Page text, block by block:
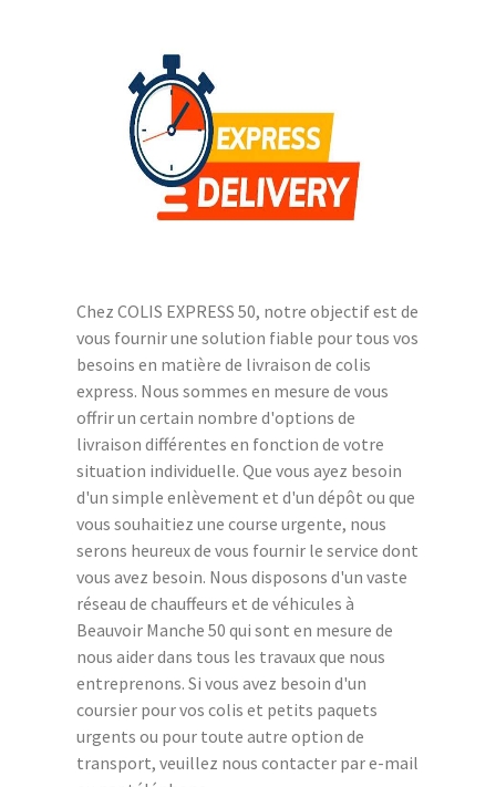
Chez COLIS EXPRESS 50, notre objectif est de
vous fournir une solution fiable pour tous vos
besoins en matière de livraison de colis
express. Nous sommes en mesure de vous
offrir un certain nombre d'options de
livraison différentes en fonction de votre
situation individuelle. Que vous ayez besoin
d'un simple enlèvement et d'un dépôt ou que
vous souhaitiez une course urgente, nous
serons heureux de vous fournir le service dont
vous avez besoin. Nous disposons d'un vaste
réseau de chauffeurs et de véhicules à
Beauvoir Manche 50 qui sont en mesure de
nous aider dans tous les travaux que nous
entreprenons. Si vous avez besoin d'un
coursier pour vos colis et petits paquets
urgents ou pour toute autre option de
transport, veuillez nous contacter par e-mail